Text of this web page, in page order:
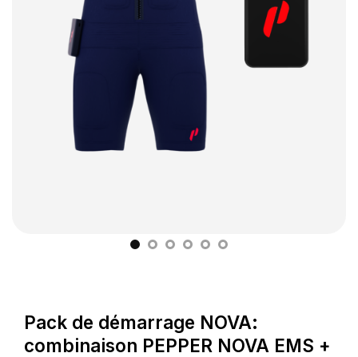
Pack de démarrage NOVA:
combinaison PEPPER NOVA EMS +